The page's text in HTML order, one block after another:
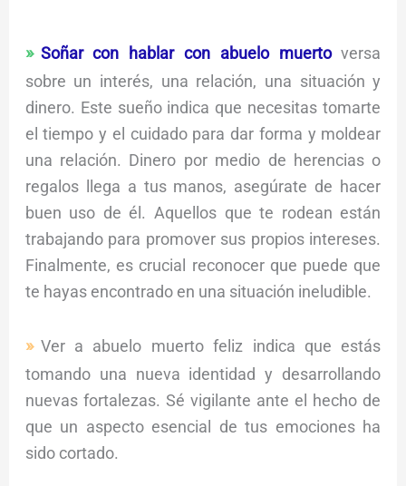
Soñar con hablar con abuelo muertoversa
sobre un interés, una relación, una situación y
dinero. Este sueño indica que necesitas tomarte
el tiempo y el cuidado para dar forma y moldear
una relación. Dinero por medio de herencias o
regalos llega a tus manos, asegúrate de hacer
buen uso de él. Aquellos que te rodean están
trabajando para promover sus propios intereses.
Finalmente, es crucial reconocer que puede que
te hayas encontrado en una situación ineludible.
Ver a abuelo muerto feliz indica que estás
tomando una nueva identidad y desarrollando
nuevas fortalezas. Sé vigilante ante el hecho de
que un aspecto esencial de tus emociones ha
sido cortado.